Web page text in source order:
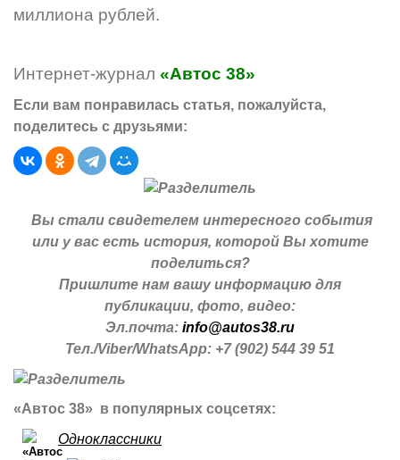
миллиона рублей.
Интернет-журнал «Автос 38»
Если вам понравилась статья, пожалуйста,
поделитесь с друзьями:
Вы стали свидетелем интересного события
или у вас есть история, которой Вы хотите
поделиться?
Пришлите нам вашу информацию для
публикации, фото, видео:
Эл.почта: info@autos38.ru
Тел./Viber/WhatsApp: +7 (902) 544 39 51
«Автос 38» в популярных соцсетях:
Одноклассники